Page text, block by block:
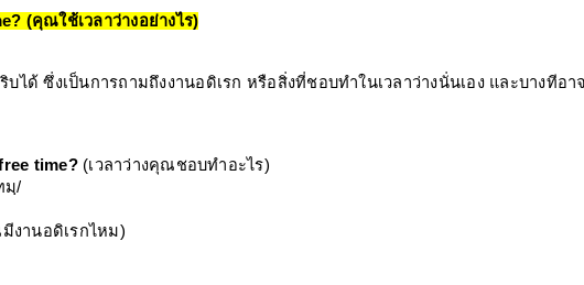
(คุณใช้เวลาว่างอย่างไร)
ได้ ซึ่งเป็นการถามถึงงานอดิเรก หรือสิ่งที่ชอบทำในเวลาว่างนั่นเอง และบางทีอา
time? (เวลาว่างคุณชอบทำอะไร)
มฺ/
งานอดิเรกไหม)